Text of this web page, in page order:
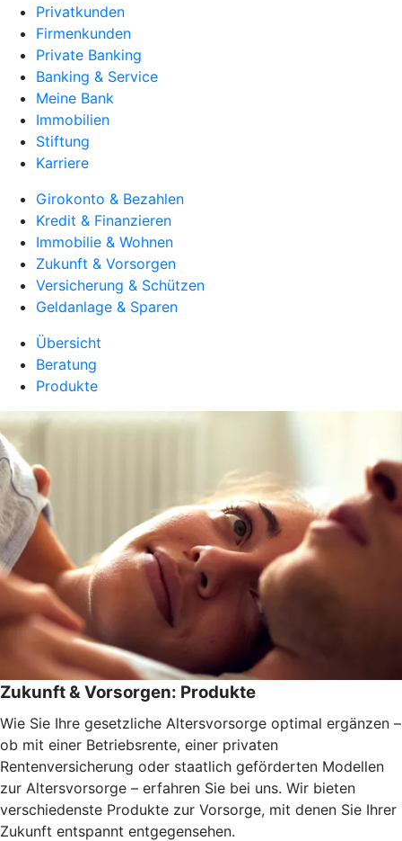
Privatkunden
Firmenkunden
Private Banking
Banking & Service
Meine Bank
Immobilien
Stiftung
Karriere
Girokonto & Bezahlen
Kredit & Finanzieren
Immobilie & Wohnen
Zukunft & Vorsorgen
Versicherung & Schützen
Geldanlage & Sparen
Übersicht
Beratung
Produkte
Zukunft & Vorsorgen: Produkte
Wie Sie Ihre gesetzliche Altersvorsorge optimal ergänzen –
ob mit einer Betriebsrente, einer privaten
Rentenversicherung oder staatlich geförderten Modellen
zur Altersvorsorge – erfahren Sie bei uns. Wir bieten
verschiedenste Produkte zur Vorsorge, mit denen Sie Ihrer
Zukunft entspannt entgegensehen.